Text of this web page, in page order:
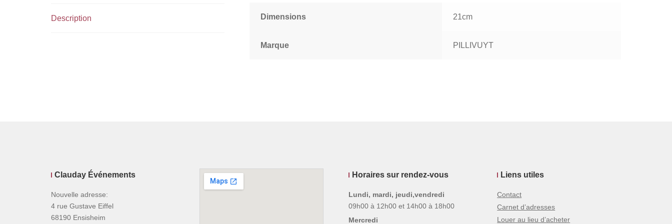
Description Dimensions 21cm
Marque PILLIVUYT
Clauday Événements
Nouvelle adresse:
4 rue Gustave Eiffel
68190 Ensisheim
Horaires sur rendez-vous
Lundi, mardi, jeudi,vendredi
09h00 à 12h00 et 14h00 à 18h00
Mercredi
Liens utiles
Contact
Carnet d’adresses
Louer au lieu d’acheter